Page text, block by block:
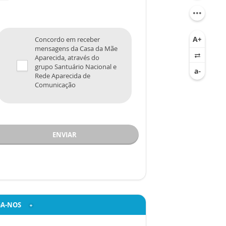
Concordo em receber
mensagens da Casa da Mãe
Aparecida, através do
grupo Santuário Nacional e
Rede Aparecida de
Comunicação
ENVIAR
NOS